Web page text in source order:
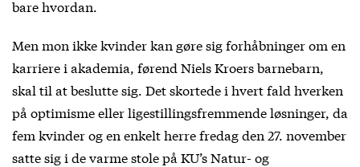
bare hvordan.
Men mon ikke kvinder kan gøre sig forhåbninger om en
karriere i akademia, førend Niels Kroers barnebarn,
skal til at beslutte sig. Det skortede i hvert fald hverken
på optimisme eller ligestillingsfremmende løsninger, da
fem kvinder og en enkelt herre fredag den 27. november
satte sig i de varme stole på KU’s Natur- og